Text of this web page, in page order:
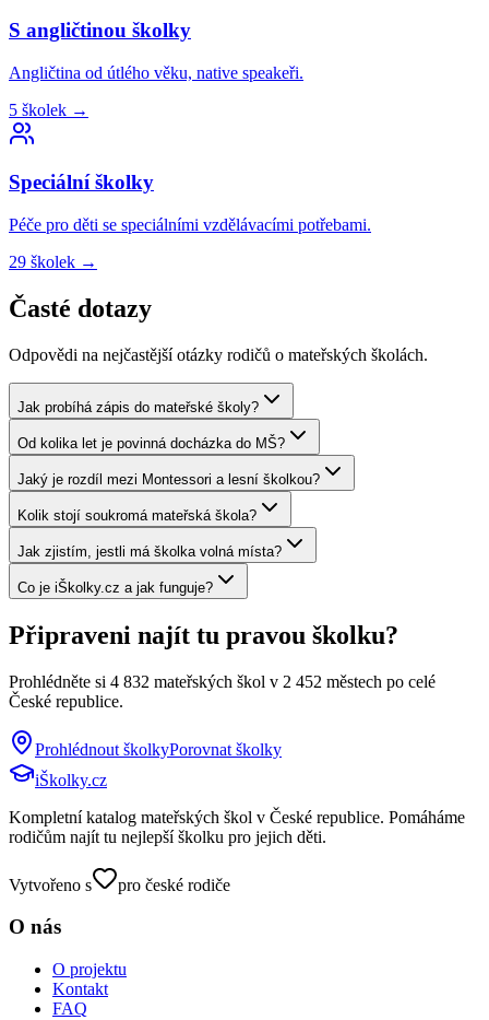
S angličtinou školky
Angličtina od útlého věku, native speakeři.
5 školek →
Speciálníškolky
Péče pro děti se speciálními vzdělávacími potřebami.
29 školek →
Časté dotazy
Odpovědi na nejčastější otázky rodičů o mateřských školách.
Jak probíhá zápis do mateřské školy?
Od kolika let je povinná docházka do MŠ?
Jaký je rozdíl mezi Montessori a lesní školkou?
Kolik stojí soukromá mateřská škola?
Jak zjistím, jestli má školka volná místa?
Co je iŠkolky.cz a jak funguje?
Připraveni najít tu pravou školku?
Prohlédněte si 4 832 mateřských škol v 2 452 městech po celé
České republice.
Prohlédnout školkyPorovnat školky
iŠkolky.cz
Kompletní katalog mateřských škol v České republice. Pomáháme
rodičům najít tu nejlepší školku pro jejich děti.
Vytvořeno s pro české rodiče
O nás
O projektu
Kontakt
FAQ